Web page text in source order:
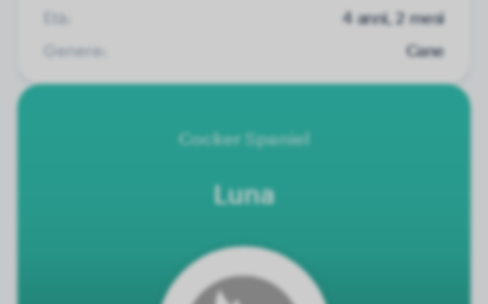
Età:
4 anni, 2 mesi
Genere:
Cane
Cocker Spaniel
Luna